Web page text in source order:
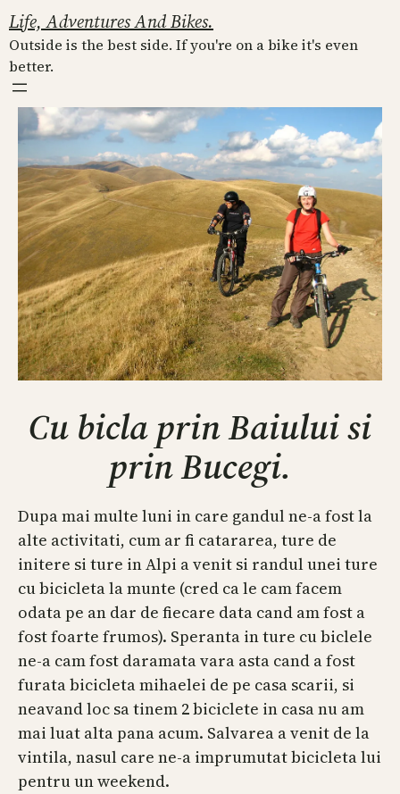
Skip
to
content
Life, Adventures And Bikes.
Outside is the best side. If you're on a bike it's even
better.
Cu bicla prin Baiului si
prin Bucegi.
Dupa mai multe luni in care gandul ne-a fost la
alte activitati, cum ar fi catararea, ture de
initere si ture in Alpi a venit si randul unei ture
cu bicicleta la munte (cred ca le cam facem
odata pe an dar de fiecare data cand am fost a
fost foarte frumos). Speranta in ture cu biclele
ne-a cam fost daramata vara asta cand a fost
furata bicicleta mihaelei de pe casa scarii, si
neavand loc sa tinem 2 biciclete in casa nu am
mai luat alta pana acum. Salvarea a venit de la
vintila, nasul care ne-a imprumutat bicicleta lui
pentru un weekend.